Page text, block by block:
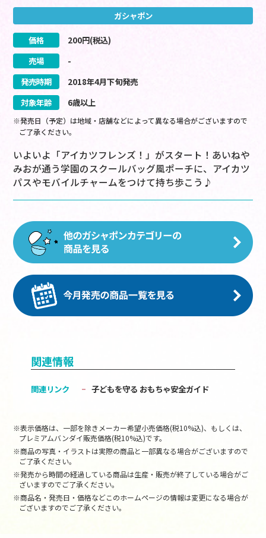
ガシャポン
価格 200円(税込)
売場
-
発売時期
2018年4月下旬発売
対象年齢
6歳以上
※発売日（予定）は地域・店舗などによって異なる場合がございますので
ご了承ください。
いよいよ「アイカツフレンズ！」がスタート！あいねや
みおが通う学園のスクールバッグ風ポーチに、アイカツ
パスやモバイルチャームをつけて持ち歩こう♪
関連情報
関連リンク 子どもを守る おもちゃ安全ガイド
※表示価格は、一部を除きメーカー希望小売価格(税10%込)、もしくは、
プレミアムバンダイ販売価格(税10%込)です。
※商品の写真・イラストは実際の商品と一部異なる場合がございますので
ご了承ください。
※発売から時間の経過している商品は生産・販売が終了している場合がご
ざいますのでご了承ください。
※商品名・発売日・価格などこのホームページの情報は変更になる場合が
ございますのでご了承ください。